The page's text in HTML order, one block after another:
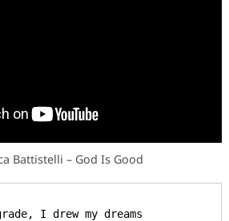
Battistelli – God Is Good
I drew my dreams